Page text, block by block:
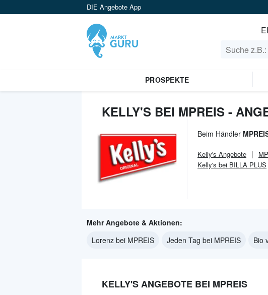
DIE Angebote App
PROSPEKTE
KELLY'S BEI MPREIS -
Beim Händler
Kelly's Angebote
Kelly's bei BILLA PLUS
Mehr Angebote & Aktionen:
Lorenz bei MPREIS
Jeden Tag bei MPREIS Bio
KELLY'S ANGEBOTE BEI MPREIS